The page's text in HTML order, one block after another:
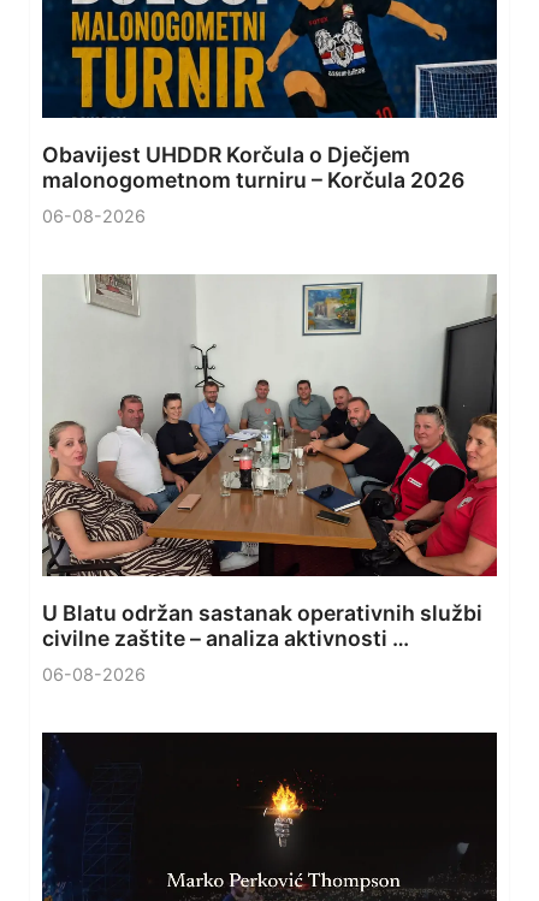
Obavijest UHDDR Korčula o Dječjem
malonogometnom turniru – Korčula 2026
06-08-2026
U Blatu održan sastanak operativnih službi
civilne zaštite – analiza aktivnosti …
06-08-2026